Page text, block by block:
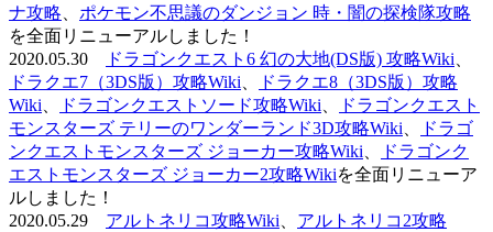
ナ攻略
ポケモン不思議のダンジョン 時・闇の探検隊攻略
を全面リニューアルしました！
2020.05.30
ドラゴンクエスト6 幻の大地(DS版) 攻略Wiki
ドラクエ7（3DS版）攻略Wiki
ドラクエ8（3DS版）攻略
Wiki
ドラゴンクエストソード攻略Wiki
ドラゴンクエスト
モンスターズ テリーのワンダーランド3D攻略Wiki
ドラゴ
ンクエストモンスターズ ジョーカー攻略Wiki
ドラゴンク
エストモンスターズ ジョーカー2攻略Wikiを全面リニューア
ルしました！
2020.05.29 アルトネリコ攻略Wiki
アルトネリコ2攻略